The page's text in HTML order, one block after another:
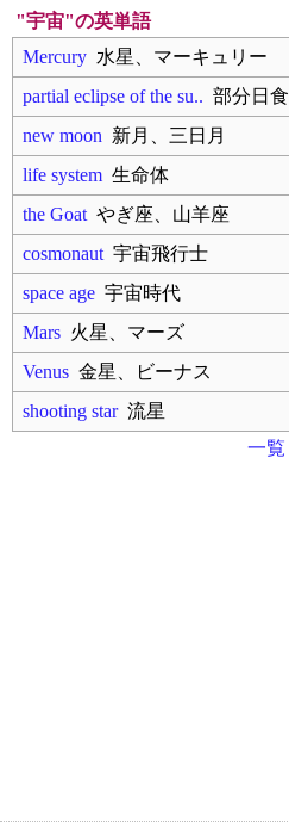
"宇宙"の英単語
Mercury 水星、マーキュリー
partial eclipse of the su.. 部分日食
new moon 新月、三日月
life system 生命体
the Goat やぎ座、山羊座
cosmonaut 宇宙飛行士
space age 宇宙時代
Mars 火星、マーズ
Venus 金星、ビーナス
shooting star流星
一覧